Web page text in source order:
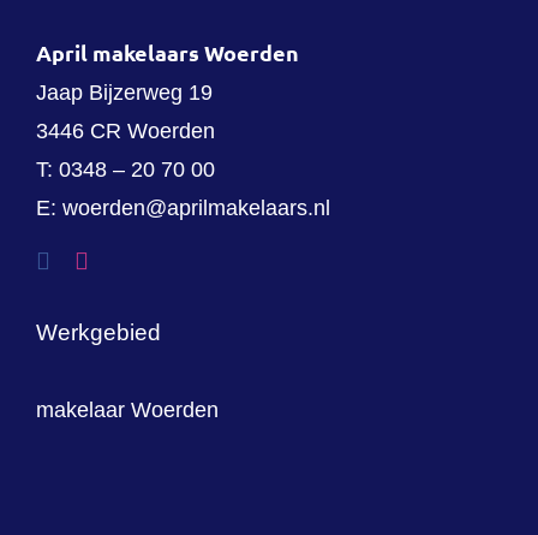
April makelaars Woerden
Jaap Bijzerweg 19
3446 CR Woerden
T: 0348 – 20 70 00
E: woerden@aprilmakelaars.nl
Werkgebied
makelaar Woerden